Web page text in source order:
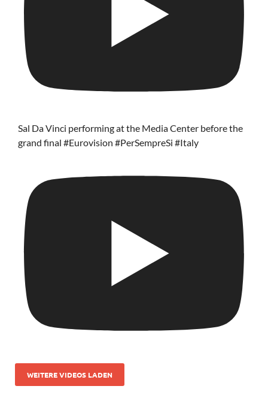
Sal Da Vinci performing at the Media Center before the
grand final #Eurovision #PerSempreSi #Italy
WEITERE VIDEOS LADEN